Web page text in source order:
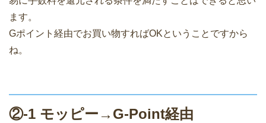
ます。
Gポイント経由でお買い物すればOKということですから
ね。
②-1 モッピー→G-Point経由